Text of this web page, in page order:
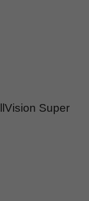
Super